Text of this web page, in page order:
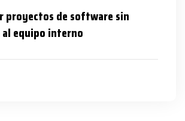
proyectos de software sin
equipo interno